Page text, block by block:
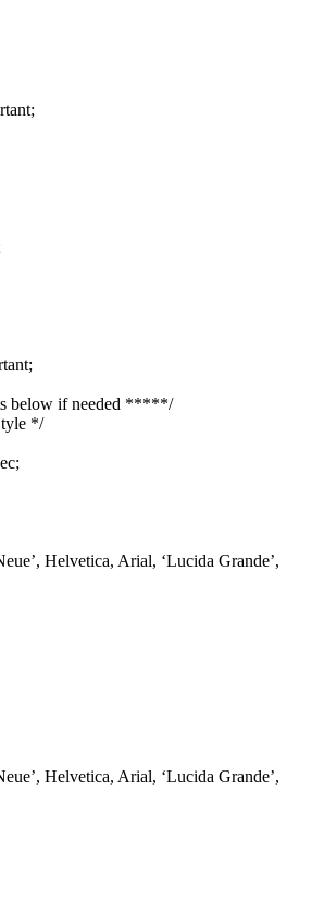
below if needed *****/
*/
Helvetica, Arial, ‘Lucida Grande’,
Helvetica, Arial, ‘Lucida Grande’,